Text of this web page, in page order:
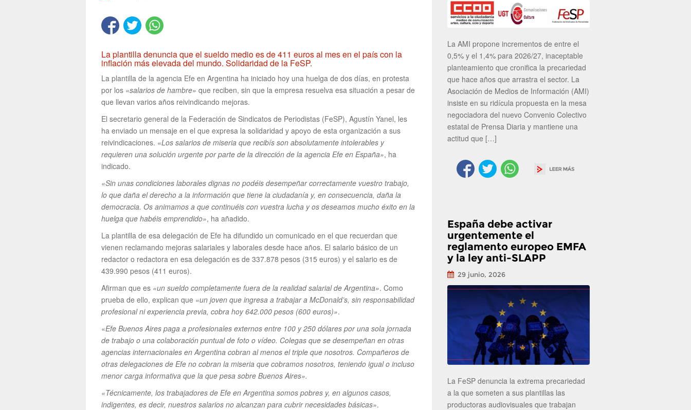
La plantilla denuncia que el sueldo medio es de 411 euros al mes en el país con la
inflación más elevada del mundo. Solidaridad de la FeSP.
La plantilla de la agencia Efe en Argentina ha iniciado hoy una huelga de dos días, en protesta
por los «salarios de hambre» que reciben, sin que la empresa resuelva esa situación a pesar de
que llevan varios años reivindicando mejoras.
El secretario general de la Federación de Sindicatos de Periodistas (FeSP), Agustín Yanel, les
ha enviado un mensaje en el que expresa la solidaridad y apoyo de esta organización a sus
reivindicaciones. «Los salarios de miseria que recibís son absolutamente intolerables y
requieren una solución urgente por parte de la dirección de la agencia Efe en España», ha
indicado.
«Sin unas condiciones laborales dignas no podéis desempeñar correctamente vuestro trabajo,
lo que daña el derecho a la información que tiene la ciudadanía y, en consecuencia, daña la
democracia. Os animamos a que continuéis con vuestra lucha y os deseamos mucho éxito en la
huelga que habéis emprendido», ha añadido.
La plantilla de esa delegación de Efe ha difundido un comunicado en el que recuerdan que
vienen reclamando mejoras salariales y laborales desde hace años. El salario básico de un
redactor o redactora en esa delegación es de 337.878 pesos (315 euros) y el salario es de
439.990 pesos (411 euros).
Afirman que es «un sueldo completamente fuera de la realidad salarial de Argentina». Como
prueba de ello, explican que «un joven que ingresa a trabajar a McDonald’s, sin responsabilidad
profesional ni experiencia previa, cobra hoy 642.000 pesos (600 euros)».
«Efe Buenos Aires paga a profesionales externos entre 100 y 250 dólares por una sola jornada
de trabajo o una colaboración puntual de foto o vídeo. Colegas que se desempeñan en otras
agencias internacionales en Argentina cobran al menos el triple que nosotros. Compañeros de
otras delegaciones de Efe no cobran la miseria que cobramos nosotros, teniendo igual o incluso
menor carga informativa que la que pesa sobre Buenos Aires».
«Técnicamente, los trabajadores de Efe en Argentina somos pobres y, en algunos casos,
indigentes, es decir, nuestros salarios no alcanzan para cubrir necesidades básicas».
La AMI propone incrementos de entre el
0,5% y el 1,4% para 2026/27, inaceptable
planteamiento que cronifica la precariedad
que hace años que arrastra el sector. La
Asociación de Medios de Información (AMI)
insiste en su ridícula propuesta en la mesa
negociadora del nuevo Convenio Colectivo
estatal de Prensa Diaria y mantiene una
actitud que […]
España debe activar
urgentemente el
reglamento europeo EMFA
y la ley anti-SLAPP
29 junio, 2026
La FeSP denuncia la extrema precariedad
a la que someten a sus plantillas las
productoras audiovisuales que trabajan